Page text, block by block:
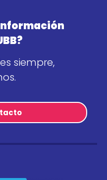
siempre,